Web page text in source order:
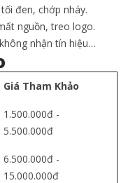
đen, chớp nháy.
nguồn, treo logo.
nhận tín hiệu…
Giá Tham Khảo
1.500.000đ -
5.500.000đ
6.500.000đ -
15.000.000đ